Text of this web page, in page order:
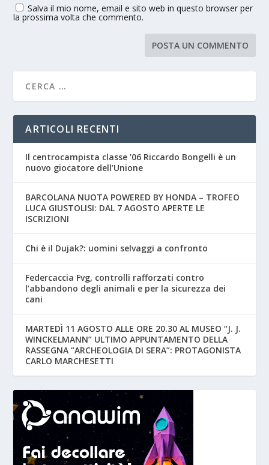
Salva il mio nome, email e sito web in questo browser per
la prossima volta che commento.
ARTICOLI RECENTI
Il centrocampista classe ’06 Riccardo Bongelli è un
nuovo giocatore dell’Unione
BARCOLANA NUOTA POWERED BY HONDA – TROFEO
LUCA GIUSTOLISI: DAL 7 AGOSTO APERTE LE
ISCRIZIONI
Chi è il Dujak?: uomini selvaggi a confronto
Federcaccia Fvg, controlli rafforzati contro
l’abbandono degli animali e per la sicurezza dei
cani
MARTEDÌ 11 AGOSTO ALLE ORE 20.30 AL MUSEO “J. J.
WINCKELMANN” ULTIMO APPUNTAMENTO DELLA
RASSEGNA “ARCHEOLOGIA DI SERA”: PROTAGONISTA
CARLO MARCHESETTI